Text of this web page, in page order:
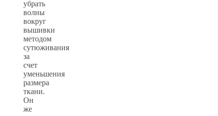
убрать
волны
вокруг
вышивки
методом
сутюживания
за
счет
уменьшения
размера
ткани.
Он
же